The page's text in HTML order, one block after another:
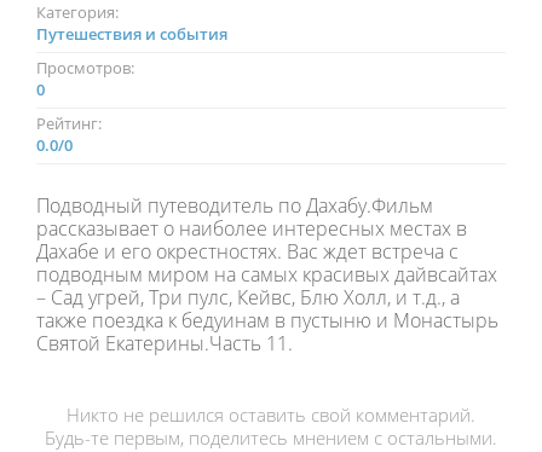
Категория:
Путешествия и события
Просмотров:
0
Рейтинг:
0.0/0
Подводный путеводитель по Дахабу.Фильм
рассказывает о наиболее интересных местах в
Дахабе и его окрестностях. Вас ждет встреча с
подводным миром на самых красивых дайвсайтах
– Сад угрей, Три пулс, Кейвс, Блю Холл, и т.д., а
также поездка к бедуинам в пустыню и Монастырь
Святой Екатерины.Часть 11.
Никто не решился оставить свой комментарий.
Будь-те первым, поделитесь мнением с остальными.